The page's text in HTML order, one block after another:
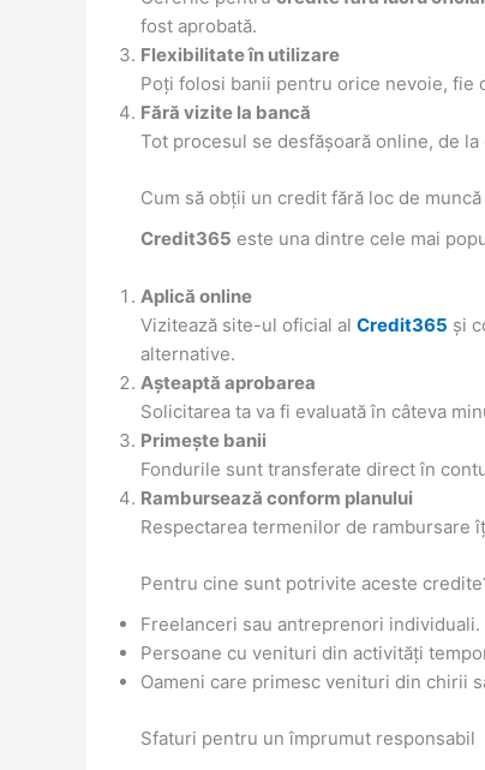
fost aprobată.
Flexibilitate în utilizare
Poți folosi banii pentru orice nevoie, fie
Fără vizite la bancă
Tot procesul se desfășoară online, de
Cum să obții un credit fără loc de
Credit365 este una dintre cele mai
Aplică online
Vizitează site-ul oficial al Credit365 și
alternative.
Așteaptă aprobarea
Solicitarea ta va fi evaluată în câteva
Primește banii
Fondurile sunt transferate direct în
Rambursează conform planului
Respectarea termenilor de rambursare
Pentru cine sunt potrivite aceste
Freelanceri sau antreprenori individuali.
Persoane cu venituri din activități
Oameni care primesc venituri din chirii
Sfaturi pentru un împrumut responsabil